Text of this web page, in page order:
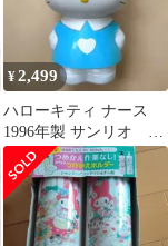
¥2,499
ハローキティ ナース
1996年製 サンリオ シ
ャンプー空容器